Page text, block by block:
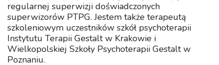
regularnej superwizji doświadczonych
superwizorów PTPG. Jestem także terapeutą
szkoleniowym uczestników szkół psychoterapii
Instytutu Terapii Gestalt w Krakowie i
Wielkopolskiej Szkoły Psychoterapii Gestalt w
Poznaniu.